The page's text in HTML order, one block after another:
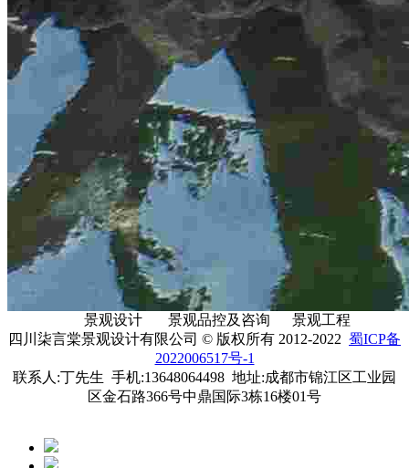
景观设计 景观品控及咨询 景观工程
四川柒言棠景观设计有限公司 © 版权所有 2012-2022 蜀ICP备
2022006517号-1
联系人:丁先生 手机:13648064498 地址:成都市锦江区工业园
区金石路366号中鼎国际3栋16楼01号